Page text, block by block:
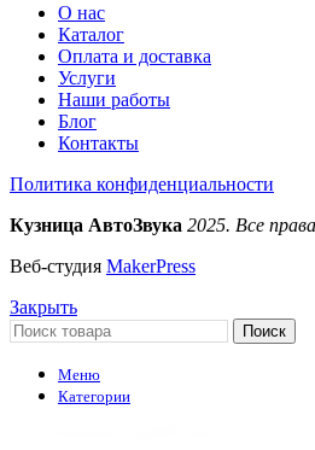
О нас
Каталог
Оплата и доставка
Услуги
Наши работы
Блог
Контакты
Политика конфиденциальности
Кузница АвтоЗвука 2025. Все
Веб-студия MakerPress
Закрыть
Поиск
Меню
Категории